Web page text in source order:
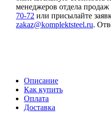
менеджеров отдела
70-72 или присылайте
zakaz@komplektsteel.ru.
Описание
Как купить
Оплата
Доставка